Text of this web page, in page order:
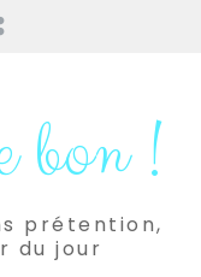
Pinterest
bon !
prétention,
du jour